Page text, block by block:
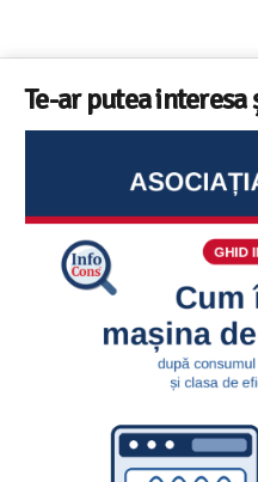
Te-ar putea interesa
Sunetul
replică –